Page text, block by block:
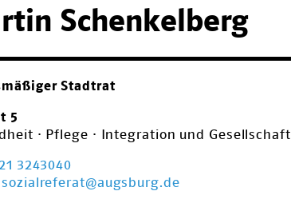
Schenkelberg
Stadtrat
5
· Pflege · Integration und Gesellschaft
3243040
sozialreferat@augsburg.de